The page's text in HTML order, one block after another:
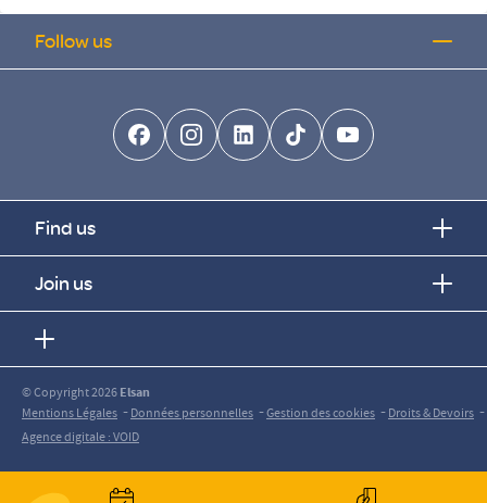
Follow us
facebook-brands
instagramlinkedin-brands
tiktok-brands
youtube
Find us
Join us
© Copyright 2026Elsan
Mentions Légales -Données personnelles -Gestion des cookies -Droits & Devoirs -
Agence digitale : VOID